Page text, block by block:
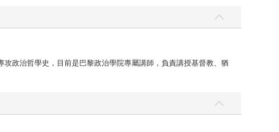
政治哲學史，目前是巴黎政治學院專屬講師，負責講授基督教、猶